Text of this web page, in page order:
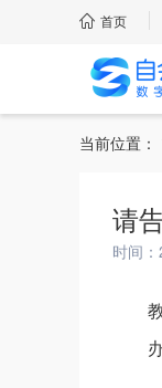
首页
当前位置：
请
时间